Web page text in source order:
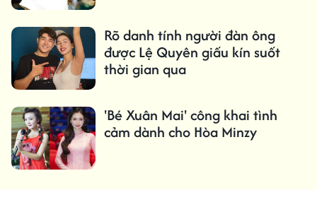
Rõ danh tính người đàn ông
được Lệ Quyên giấu kín suốt
thời gian qua
'Bé Xuân Mai' công khai tình
cảm dành cho Hòa Minzy